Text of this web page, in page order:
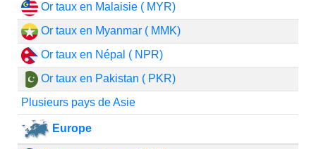
Or taux en Malaisie ( MYR)
Or taux en Myanmar ( MMK)
Or taux en Népal ( NPR)
Or taux en Pakistan ( PKR)
Plusieurs pays de Asie
Europe